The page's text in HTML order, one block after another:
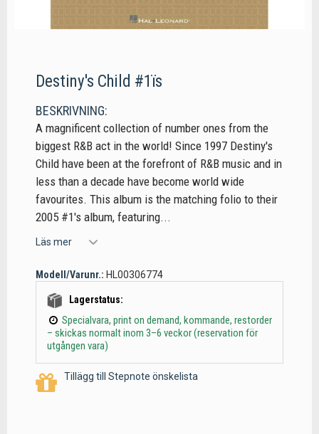
Destiny's Child #1ïs
BESKRIVNING:
A magnificent collection of number ones from the
biggest R&B act in the world! Since 1997 Destiny's
Child have been at the forefront of R&B music and in
less than a decade have become world wide
favourites. This album is the matching folio to their
2005 #1's album, featuring...
Läs mer
Modell/Varunr.: HL00306774
Lagerstatus:
Specialvara, print on demand, kommande, restorder
– skickas normalt inom 3–6 veckor (reservation för
utgången vara)
Tillägg till Stepnote önskelista